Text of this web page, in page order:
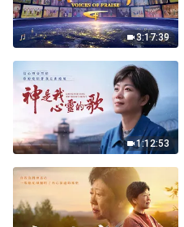
3:17:39
1:12:53